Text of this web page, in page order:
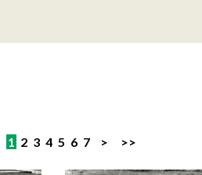
1 2 3 4 5 6 7 > >>